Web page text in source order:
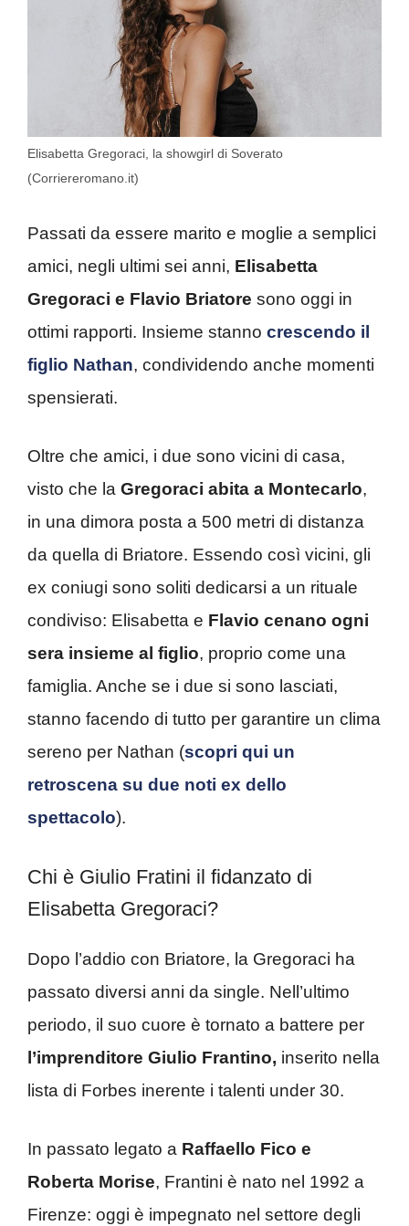
Elisabetta Gregoraci, la showgirl di Soverato
(Corriereromano.it)
Passati da essere marito e moglie a semplici
amici, negli ultimi sei anni, Elisabetta
Gregoraci e Flavio Briatore sono oggi in
ottimi rapporti. Insieme stanno crescendo il
figlio Nathan, condividendo anche momenti
spensierati.
Oltre che amici, i due sono vicini di casa,
visto che la Gregoraci abita a Montecarlo,
in una dimora posta a 500 metri di distanza
da quella di Briatore. Essendo così vicini, gli
ex coniugi sono soliti dedicarsi a un rituale
condiviso: Elisabetta e Flavio cenano ogni
sera insieme al figlio, proprio come una
famiglia. Anche se i due si sono lasciati,
stanno facendo di tutto per garantire un clima
sereno per Nathan (scopri qui un
retroscena su due noti ex dello
spettacolo).
Chi è Giulio Fratini il fidanzato di
Elisabetta Gregoraci?
Dopo l’addio con Briatore, la Gregoraci ha
passato diversi anni da single. Nell’ultimo
periodo, il suo cuore è tornato a battere per
l’imprenditore Giulio Frantino, inserito nella
lista di Forbes inerente i talenti under 30.
In passato legato a Raffaello Fico e
Roberta Morise, Frantini è nato nel 1992 a
Firenze: oggi è impegnato nel settore degli